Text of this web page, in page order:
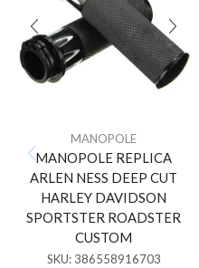
MANOPOLE
MANOPOLE REPLICA
ARLEN NESS DEEP CUT
HARLEY DAVIDSON
SPORTSTER ROADSTER
CUSTOM
SKU: 386558916703